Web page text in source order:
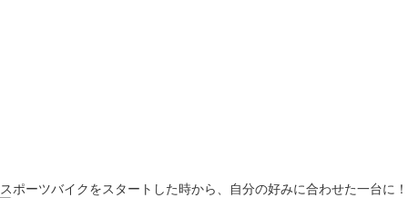
スポーツバイクをスタートした時から、自分の好みに合わせた一台に！